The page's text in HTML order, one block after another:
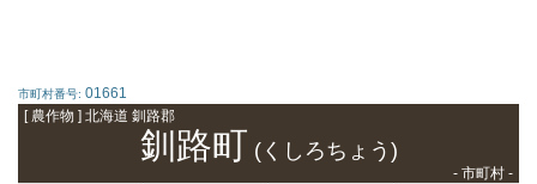
市町村番号: 01661
[ 農作物 ] 北海道 釧路郡
釧路町 (くしろちょう)
- 市町村 -